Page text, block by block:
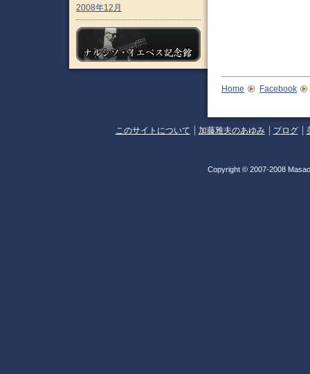
2008年12月
Home Facebook
このサイトについて 加藤雅夫のあゆみ ブログ
Copyright © 2007-2008